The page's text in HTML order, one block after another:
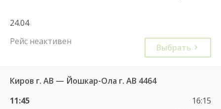
24.04
Рейс неактивен
Выбрать
Киров г. АВ — Йошкар-Ола г. АВ 4464
11:45
16:15